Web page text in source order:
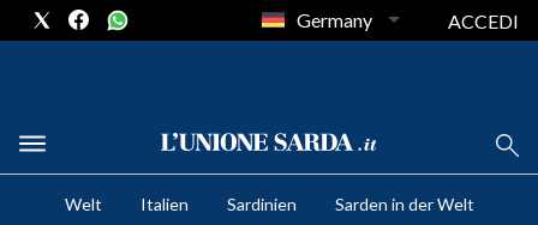
CRONACA SARDEGNA
CAGLIARI
Germany ACCEDI
Welt Italien Sardinien Sarden in der Welt